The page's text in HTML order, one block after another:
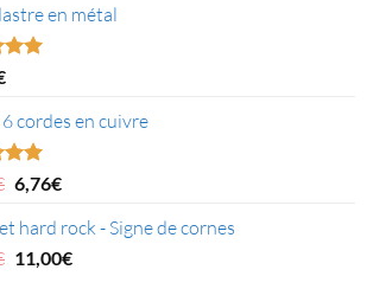
en métal
cordes en cuivre
Le
initial
était :
6,76€Le
actuel
est :
hard rock - Signe de cornes
Le
11,00€Le